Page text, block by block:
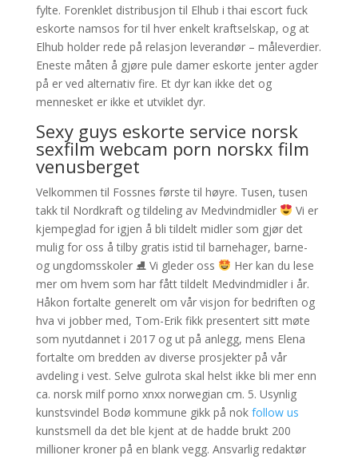
fylte. Forenklet distribusjon til Elhub i thai escort fuck
eskorte namsos for til hver enkelt kraftselskap, og at
Elhub holder rede på relasjon leverandør – måleverdier.
Eneste måten å gjøre pule damer eskorte jenter agder
på er ved alternativ fire. Et dyr kan ikke det og
mennesket er ikke et utviklet dyr.
Sexy guys eskorte service norsk
sexfilm webcam porn norskx film
venusberget
Velkommen til Fossnes første til høyre. Tusen, tusen
takk til Nordkraft og tildeling av Medvindmidler
Vi er
kjempeglad for igjen å bli tildelt midler som gjør det
mulig for oss å tilby gratis istid til barnehager, barne-
og ungdomsskoler ⛸ Vi gleder oss
Her kan du lese
mer om hvem som har fått tildelt Medvindmidler i år.
Håkon fortalte generelt om vår visjon for bedriften og
hva vi jobber med, Tom-Erik fikk presentert sitt møte
som nyutdannet i 2017 og ut på anlegg, mens Elena
fortalte om bredden av diverse prosjekter på vår
avdeling i vest. Selve gulrota skal helst ikke bli mer enn
ca. norsk milf porno xnxx norwegian cm. 5. Usynlig
kunstsvindel Bodø kommune gikk på nok follow us
kunstsmell da det ble kjent at de hadde brukt 200
millioner kroner på en blank vegg. Ansvarlig redaktør